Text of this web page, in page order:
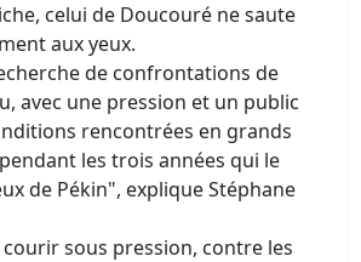
celui de Doucouré ne saute
aux yeux.
de confrontations de
avec une pression et un public
rencontrées en grands
les trois années qui le
de Pékin", explique Stéphane
sous pression, contre les